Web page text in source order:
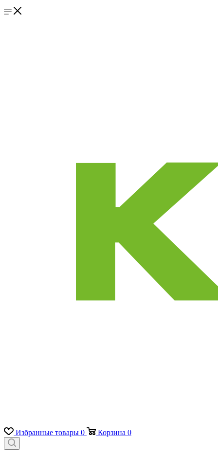
Избранные товары 0 Корзина 0